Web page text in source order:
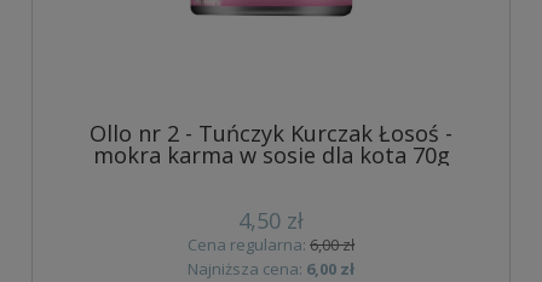
Ollo nr 2 - Tuńczyk Kurczak Łosoś -
mokra karma w sosie dla kota 70g
4,50 zł
Cena regularna: 6,00 zł
Najniższa cena: 6,00 zł